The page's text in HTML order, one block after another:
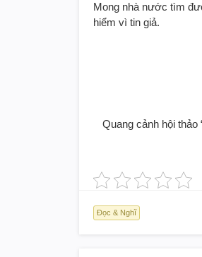
Mong nhà nước tìm
hiểm vì tin giả.
Quang cảnh hội
Đọc & Nghĩ